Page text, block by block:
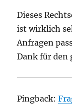
Dieses
ist wirklich
Anfragen
Dank für den
Pingback: